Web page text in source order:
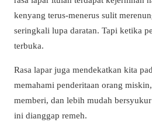
kenyang terus-menerus sulit
seringkali lupa daratan. Tapi ketika
terbuka.
Rasa lapar juga mendekatkan kita
memahami penderitaan orang
memberi, dan lebih mudah
ini dianggap remeh.